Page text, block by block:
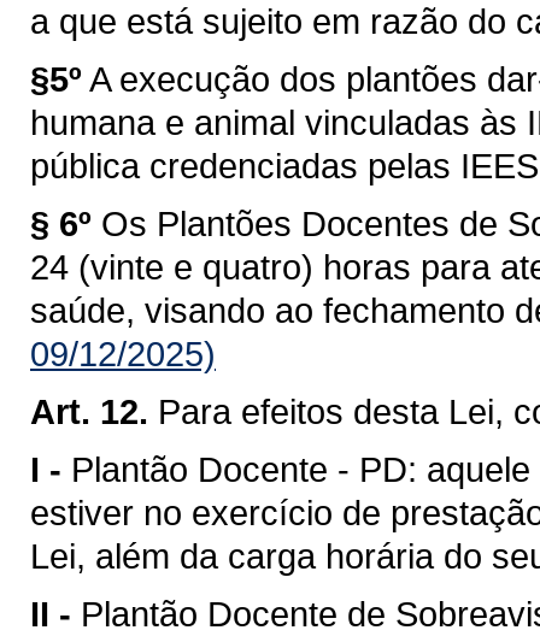
a que está sujeito em razão do
§5º A execução dos plantões
humana e animal vinculadas às
pública credenciadas pelas
§ 6º Os Plantões Docentes de
24 (vinte e quatro) horas para
saúde, visando ao fechamento
09/12/2025)
Art. 12. Para efeitos desta Lei,
I - Plantão Docente - PD:
estiver no exercício de
Lei, além da carga horária do
II - Plantão Docente de